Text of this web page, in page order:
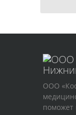
ООО
поможет